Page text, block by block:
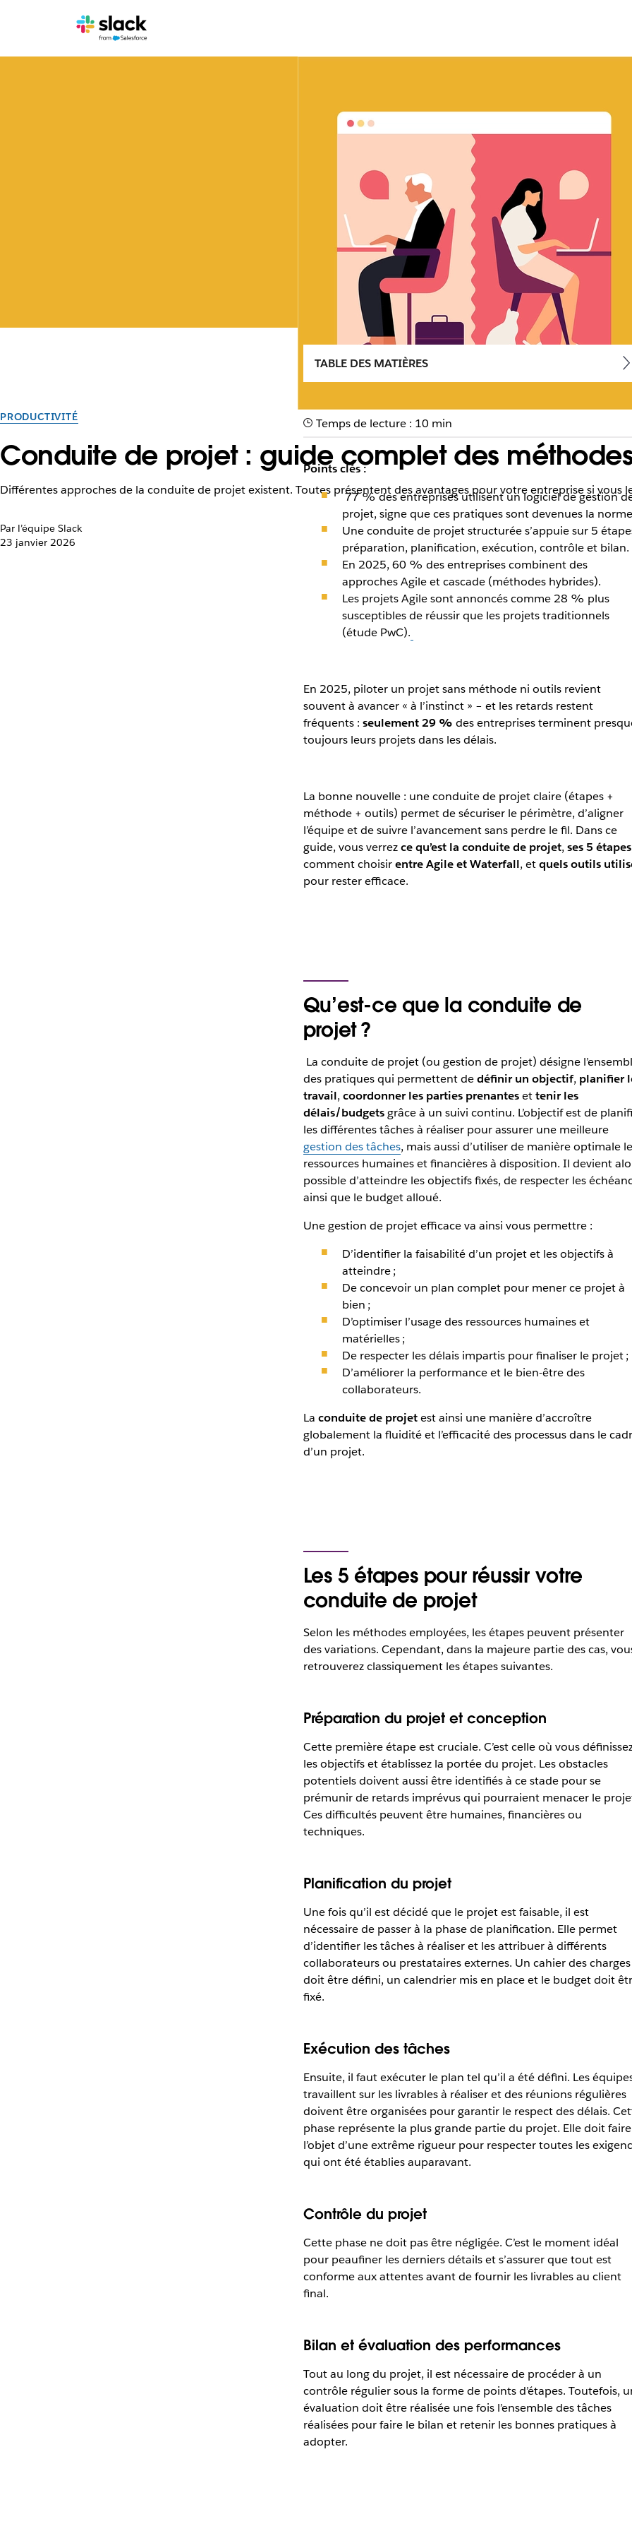
PRODUCTIVITÉ
Conduite de projet : guide complet des
Différentes approches de la conduite de projet existent. Toutes présentent des avantages pour votre entreprise si vous
Par l’équipe Slack
23 janvier 2026
TABLE DES MATIÈRES
Temps de lecture : 10 min
Points clés :
77 % des entreprises utilisent un logiciel de gestion
projet, signe que ces pratiques sont devenues la
Une conduite de projet structurée s’appuie sur 5
préparation, planification, exécution, contrôle et bilan.
En 2025, 60 % des entreprises combinent des
approches Agile et cascade (méthodes hybrides).
Les projets Agile sont annoncés comme 28 % plus
susceptibles de réussir que les projets traditionnels
(étude PwC).
En 2025, piloter un projet sans méthode ni outils revient
souvent à avancer « à l’instinct » – et les retards restent
fréquents : seulement 29 % des entreprises terminent
toujours leurs projets dans les délais.
La bonne nouvelle : une conduite de projet claire (étapes +
méthode + outils) permet de sécuriser le périmètre, d’aligner
l’équipe et de suivre l’avancement sans perdre le fil. Dans ce
guide, vous verrezce qu’est la conduite de projet, ses 5 étapes
comment choisirentre Agile et Waterfall, etquels outils
pour rester efficace.
Qu’est-ce que la conduite de
projet ?
La conduite de projet (ou gestion de projet) désigne
des pratiques qui permettent dedéfinir un objectif, planifier
travail, coordonner les parties prenantesettenir les
délais/budgetsgrâce à un suivi continu. L’objectif est de
les différentes tâches à réaliser pour assurer une meilleure
gestion des tâches, mais aussi d’utiliser de manière optimale
ressources humaines et financières à disposition. Il devient
possible d’atteindre les objectifs fixés, de respecter les
ainsi que le budget alloué.
Une gestion de projet efficace va ainsi vous permettre :
D’identifier la faisabilité d’un projet et les objectifs à
atteindre ;
De concevoir un plan complet pour mener ce projet à
bien ;
D’optimiser l’usage des ressources humaines et
matérielles ;
De respecter les délais impartis pour finaliser le projet ;
D’améliorer la performance et le bien-être des
collaborateurs.
La conduite de projetest ainsi une manière d’accroître
globalement la fluidité et l’efficacité des processus dans le
d’un projet.
Les 5 étapes pour réussir votre
conduite de projet
Selon les méthodes employées, les étapes peuvent présenter
des variations. Cependant, dans la majeure partie des cas,
retrouverez classiquement les étapes suivantes.
Préparation du projet etconception
Cette première étape est cruciale. C’est celle où vous
les objectifs et établissez la portée du projet. Les obstacles
potentiels doivent aussi être identifiés à ce stade pour se
prémunir de retards imprévus qui pourraient menacer le
Ces difficultés peuvent être humaines, financières ou
techniques.
Planification du projet
Une fois qu’il est décidé que le projet est faisable, il est
nécessaire de passer à la phase de planification. Elle permet
d’identifier les tâches à réaliser et les attribuer à différents
collaborateurs ou prestataires externes. Un cahier des charges
doit être défini, un calendrier mis en place et le budget doit
fixé.
Exécution des tâches
Ensuite, il faut exécuter le plan tel qu’il a été défini. Les
travaillent sur les livrables à réaliser et des réunions régulières
doivent être organisées pour garantir le respect des délais.
phase représente la plus grande partie du projet. Elle doit faire
l’objet d’une extrême rigueur pour respecter toutes les
qui ont été établies auparavant.
Contrôle du projet
Cette phase ne doit pas être négligée. C’est le moment idéal
pour peaufiner les derniers détails et s’assurer que tout est
conforme aux attentes avant de fournir les livrables au client
final.
Bilan et évaluation des performances
Tout au long du projet, il est nécessaire de procéder à un
contrôle régulier sous la forme de points d’étapes. Toutefois,
évaluation doit être réalisée une fois l’ensemble des tâches
réalisées pour faire le bilan et retenir les bonnes pratiques à
adopter.